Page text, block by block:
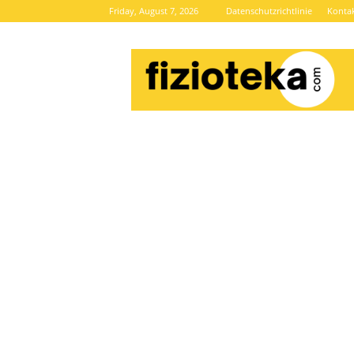
Friday, August 7, 2026 Datenschutzrichtlinie
Brze
vijesti